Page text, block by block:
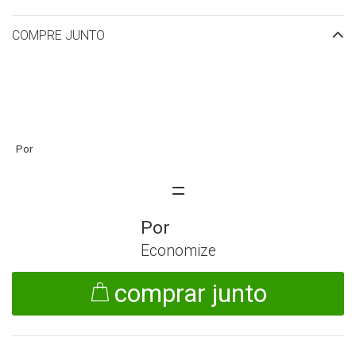
COMPRE JUNTO
Economize
comprar junto